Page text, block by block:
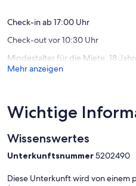
Check-in ab 17:00 Uhr
Check-out vor 10:30 Uhr
Mindestalter für die Miete: 18
Mehr anzeigen
Wichtige
Wissenswertes
Unterkunftsnummer5202490
Diese Unterkunft wird von einem